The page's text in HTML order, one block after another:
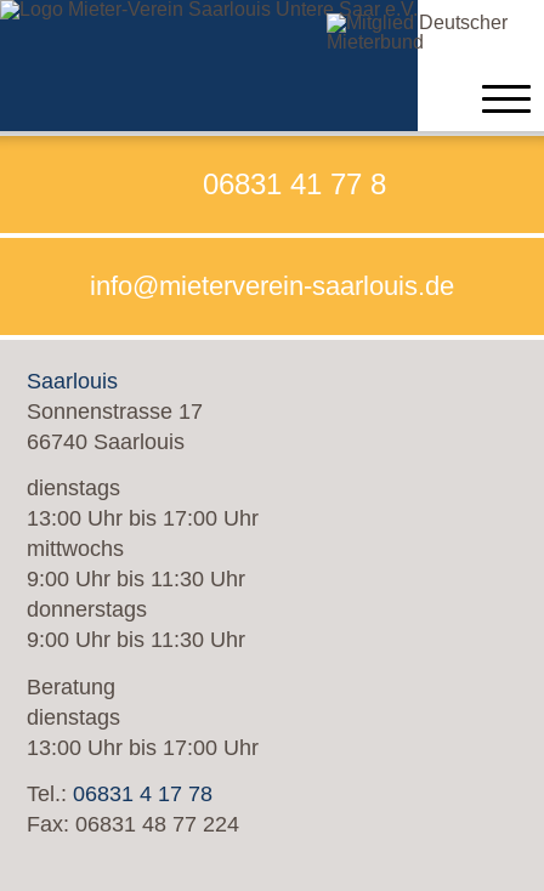
Beratung
Verein
Formulare zum Beitritt
Satzung
Kontakt
Neuigkeiten
06831 41 77 8
info@mieterverein-saarlouis.de
Saarlouis
Sonnenstrasse 17
66740 Saarlouis
dienstags
13:00 Uhr bis 17:00 Uhr
mittwochs
9:00 Uhr bis 11:30 Uhr
donnerstags
9:00 Uhr bis 11:30 Uhr
Beratung
dienstags
13:00 Uhr bis 17:00 Uhr
Tel.:06831 4 17 78
Fax: 06831 48 77 224